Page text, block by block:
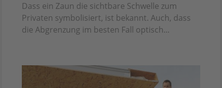
Dass ein Zaun die sichtbare Schwelle zum
Privaten symbolisiert, ist bekannt. Auch, dass
die Abgrenzung im besten Fall optisch...